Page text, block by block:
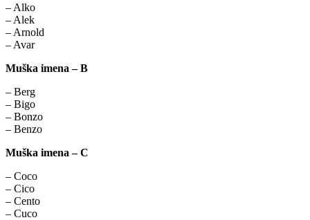
– Alko
– Alek
– Arnold
– Avar
Muška imena – B
– Berg
– Bigo
– Bonzo
– Benzo
Muška imena – C
– Coco
– Cico
– Cento
– Cuco